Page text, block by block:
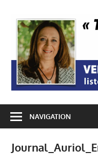
contenu
NAVIGATION